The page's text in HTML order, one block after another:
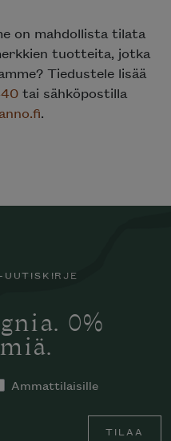
on mahdollista tilata
tuotteita, jotka
Tiedustele lisää
tai sähköpostilla
.
0%
Ammattilaisille
TILAA